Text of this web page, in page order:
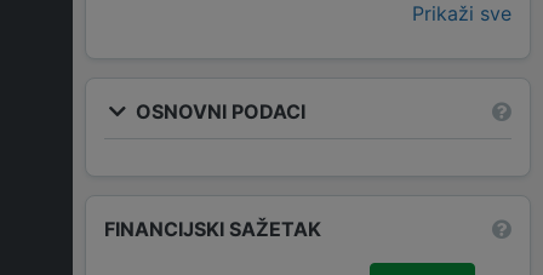
Prikaži sve
OSNOVNI PODACI
FINANCIJSKI SAŽETAK